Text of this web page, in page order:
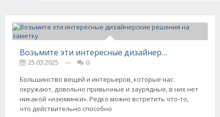
Возьмите эти интересные дизайнерские решения на заметку
25.03.2025 ---
0
Большинство вещей и интерьеров, которые нас
окружают, довольно привычные и заурядные, в них нет
никакой «изюминки». Редко можно встретить что-то,
что действительно способно